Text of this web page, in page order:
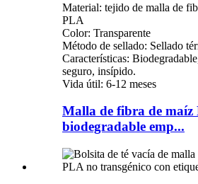
Material: tejido de malla de
PLA
Color: Transparente
Método de sellado: Sellado
Características:
seguro, insípido.
Vida útil: 6-12 meses
Malla de fibra de maíz
biodegradable emp...